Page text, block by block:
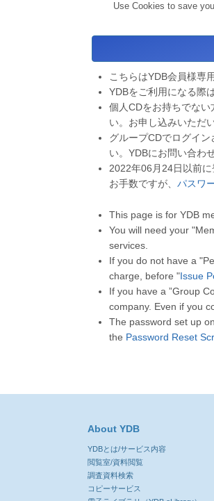
Use Cookies to save
こちらはYDB会員様専
YDBをご利用になる際
個人CDをお持ちでない
い。お申し込みいただ
グループCDでログイ
い。YDBにお問い合わ
2022年06月24日以前に
お手数ですが、 パスワ
This page is for YDB
You will need your
services.
If you do not have a
charge, before "Issue
If you have a ”Group
company. Even if you
The password set up
the Password Reset
About YDB
YDBとは/サービス内容
閲覧室/資料閲覧
調査資料検索
コピーサービス